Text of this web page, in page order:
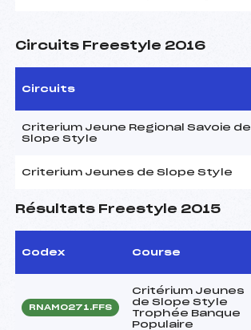
Circuits Freestyle 2016
Circuits
Criterium Jeune Regional Savoie de
Slope Style
Criterium Jeunes de Slope Style
Résultats Freestyle 2015
Codex Course
RNAM0271.FFS
Critérium Jeunes
de Slope Style
Trophée Banque
Populaire